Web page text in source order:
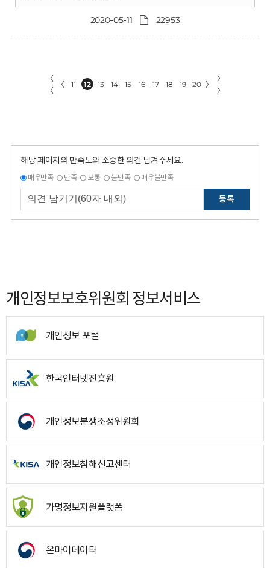
2020-05-11 22953
〈
〈
〈 11 12 13 14 15 16 17 18 19 20 〉
〉
〉
해당 페이지의 만족도와 소중한 의견 남겨주세요.
매우만족 만족 보통 불만족 매우불만족
등록
개인정보보호위원회 정보서비스
개인정보 포털
한국인터넷진흥원
개인정보분쟁조정위원회
개인정보침해신고센터
가명정보지원플랫폼
온마이데이터